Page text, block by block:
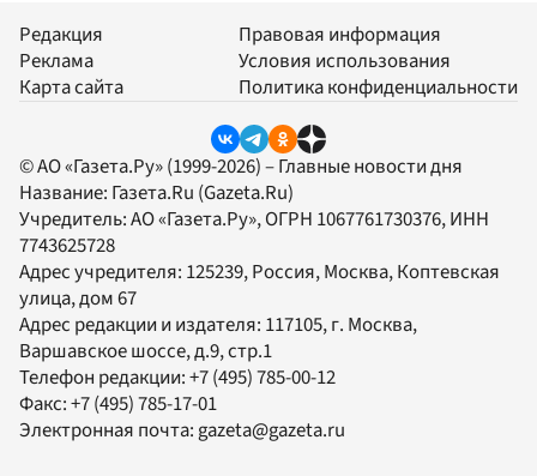
Редакция
Реклама
Карта сайта
Правовая информация
Условия использования
Политика конфиденциальности
© АО «Газета.Ру» (1999-2026) – Главные новости дня
Название: Газета.Ru (Gazeta.Ru)
Учредитель:АО «Газета.Ру», ОГРН 1067761730376, ИНН
7743625728
Адрес учредителя: 125239, Россия, Москва, Коптевская
улица, дом 67
Адрес редакции и издателя: 117105, г. Москва,
Варшавское шоссе, д.9, стр.1
Телефон редакции:+7 (495) 785-00-12
Факс:+7 (495) 785-17-01
Электронная почта:gazeta@gazeta.ru